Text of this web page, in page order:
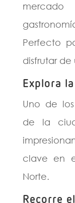
Perfecto
disfrutar de
Explora
Uno de
de la
clave en
Norte.
Recorre